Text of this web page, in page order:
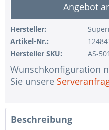
Angebot
Hersteller:
Artikel-Nr.:
Hersteller SKU:
AS-
Wunschkonfiguration
Sie unsere
Beschreibung